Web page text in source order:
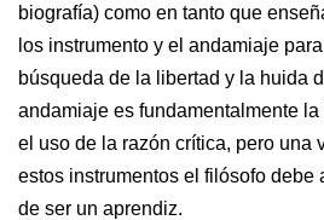
biografía) como en tanto que
los instrumento y el andamiaje
búsqueda de la libertad y la huida
andamiaje es fundamentalmente
el uso de la razón crítica, pero una
estos instrumentos el filósofo debe
de ser un aprendiz.